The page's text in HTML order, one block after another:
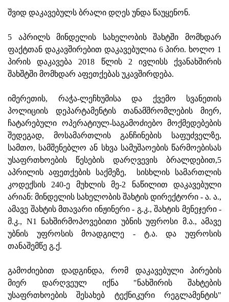
შვიდ დაკავებულს ბრალი დღეს უნდა წაუყენონ.
5 აპრილს მინდელის სახელობის შახტში მომხდარ
ფაქტთან დაკავშირებით დაკავებულია 6 პირი. ხოლო 1
პირის დაკავება 2018 წლის 2 ივლისს ქვანახშირის
შახშტში მომხდარ აფეთქებას უკავშირდება.
იმერეთის, რაჭა-ლეჩხუმისა და ქვემო სვანეთის
პოლიციის დეპარტამენტის თანამშრომლების მიერ,
ჩატარებული ოპერატიულ-საგამოძიებო მოქმედებების
შედეგად, მოსამართლის განჩინების საფუძველზე,
სამთო, სამშენებლო ან სხვა სამუშაოების წარმოებისას
უსაფრთხოების წესების დარღვევის ბრალდებით,5
აპრილის აფეთქების საქმეზე, სისხლის სამართლის
კოდექსის 240-ე მუხლის მე-2 ნაწილით დაკავებული
არიან: მინდელის სახელობის შახტის დირექტორი - ა. ა.,
ამავე შახტის მთავარი ინჟინერი - გ.კ., შახტის მენეჯერი -
მ.კ., N1 ნახშირმოპოვებითი უბნის უფროსი მ.ა., ამავე
უბნის უფროსის მოადგილე - ტ.ა. და უფროსის
თანაშემწე გ.ქ.
გამოძიებით დადგინდა, რომ დაკავებული პირების
მიერ დარღვეულ იქნა "ნახშირის შახტების
უსაფრთხოების შესახებ ტექნიკური რეგლამენტის"